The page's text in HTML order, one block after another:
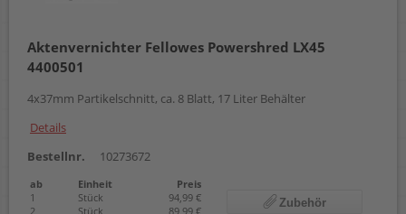
Aktenvernichter Fellowes Powershred LX45
4400501
4x37mm Partikelschnitt, ca. 8 Blatt, 17 Liter Behälter
Details
Bestellnr.
10273672
ab Einheit
Preis
1
Stück
94,99 €
2
Stück 89,99 €
Zubehör